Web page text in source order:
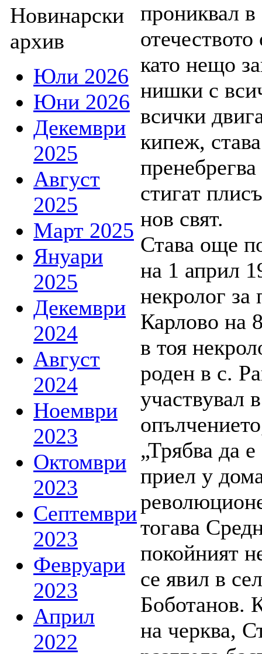
Новинарски
архив
Юли 2026
Юни 2026
Декември
2025
Август
2025
Март 2025
Януари
2025
Декември
2024
Август
2024
Ноември
2023
Октомври
2023
Септември
2023
Февруари
2023
Април
2022
прониквал
като нещо
нишки с
всички
кипеж,
стигат
нов свят.
Става още
на 1 април
некролог
Карлово на
в тоя
роден в с.
участвувал
„Трябва да
приел у
тогава
покойният
се явил в
Боботанов.
на черква,